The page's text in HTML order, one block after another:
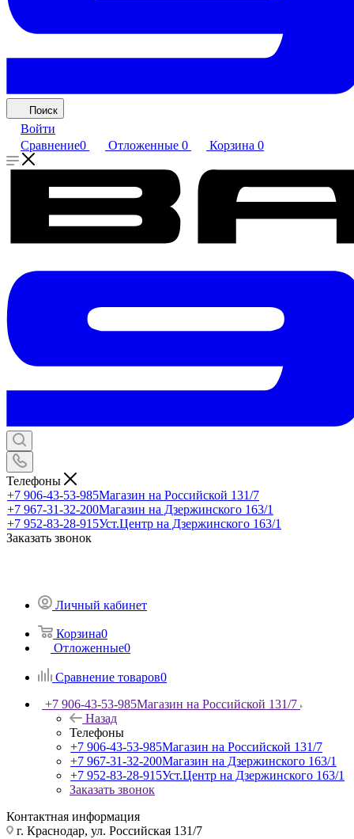
Поиск
Войти
Сравнение0 Отложенные 0 Корзина 0
Телефоны
+7 906-43-53-985Магазин на Российской 131/7
+7 967-31-32-200Магазин на Дзержинского 163/1
+7 952-83-28-915Уст.Центр на Дзержинского 163/1
Заказать звонок
Личный кабинет
Корзина0
Отложенные0
Сравнение товаров0
+7 906-43-53-985Магазин на Российской 131/7
Назад
Телефоны
+7 906-43-53-985Магазин на Российской 131/7
+7 967-31-32-200Магазин на Дзержинского 163/1
+7 952-83-28-915Уст.Центр на Дзержинского 163/1
Заказать звонок
Контактная информация
г. Краснодар, ул. Российская 131/7